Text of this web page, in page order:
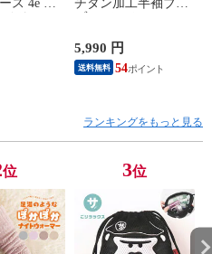
ス 4e 幅
トパー
カジュア
外反母趾
チタン加工半袖ブル
ジャケット 遮熱 作
業服 作業着 上着 ア
タックベース KF100
5,990 円
送料無料 54
ランキングをもっと見る
位 3位